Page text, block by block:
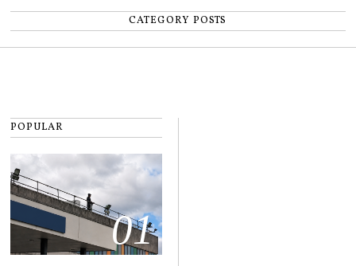
CATEGORY POSTS
POPULAR
01